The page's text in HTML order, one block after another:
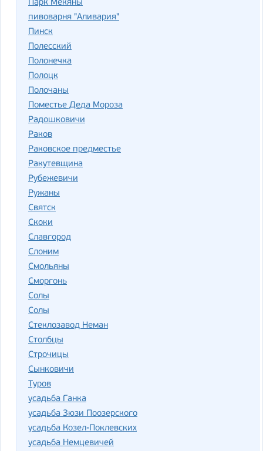
Парк Мекяны
пивоварня "Аливария"
Пинск
Полесский
Полонечка
Полоцк
Полочаны
Поместье Деда Мороза
Радошковичи
Раков
Раковское предместье
Ракутевщина
Рубежевичи
Ружаны
Святск
Скоки
Славгород
Слоним
Смольяны
Сморгонь
Со­лы
Солы
Стеклозавод Не­ман
Столбцы
Строчицы
Сынковичи
Туров
усадь­ба Ган­ка
усадьба Зюзи Поозерского
усадьба Козел-Поклевских
усадьба Немцевичей